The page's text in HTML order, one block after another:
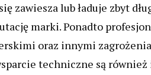
zawiesza lub ładuje zbyt
marki. Ponadto
oraz innymi
techniczne są